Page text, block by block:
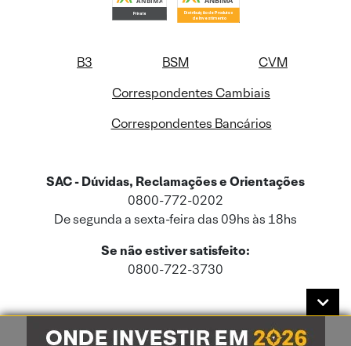
B3 BSM
CVM
Correspondentes Cambiais
Correspondentes Bancários
SAC - Dúvidas, Reclamações e Orientações
0800-772-0202
De segunda a sexta-feira das 09hs às 18hs
Se não estiver satisfeito:
0800-722-3730
Este site usa cookies e dados pessoais de acordo com a nossaPolítica de
Cookies
e a nossaPolítica de Privacidade.